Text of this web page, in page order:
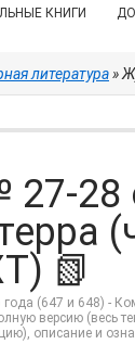
КНИГИ
литература»
28
📗
(647 и 648) -
версию (весь
описание и